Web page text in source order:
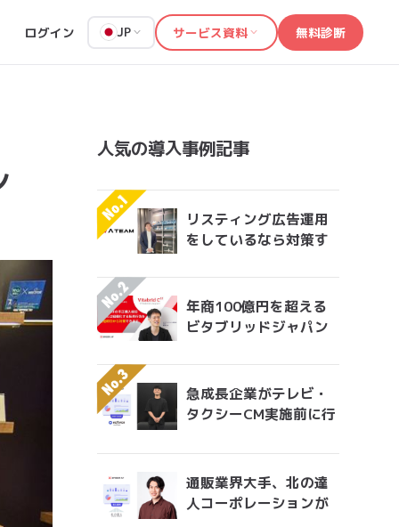
ログイン JP サービス資料 無料診断
人気の導入事例記事
リスティング広告運用
をしているなら対策す
情 エイチームグループ
がエンジニア工数を削
減して実現した無効ク
年商100億円を超える
ビタブリッドジャパン
は？
急成長企業がテレビ・
タクシーCM実施前に行
策。 無駄になっている
膨大な広告費を最適に
アロケーションする手
法とは？
通販業界大手、北の達
人コーポレーションが